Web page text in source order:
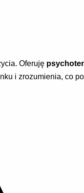
Oferuję
i zrozumienia, co